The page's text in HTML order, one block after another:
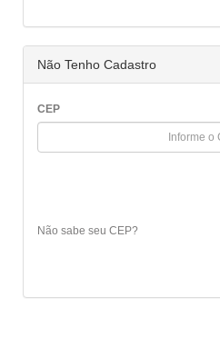
Não Tenho Cadastro
CEP
Não sabe seu CEP?